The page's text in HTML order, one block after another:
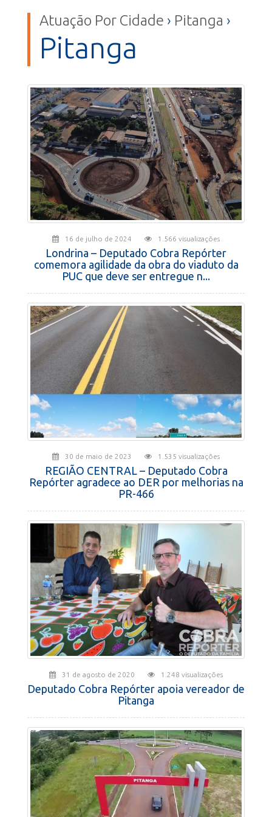
Atuação Por Cidade › Pitanga ›
Pitanga
16 de julho de 2024 1.566 visualizações
Londrina – Deputado Cobra Repórter
comemora agilidade da obra do viaduto da
PUC que deve ser entregue n...
30 de maio de 2023 1.535 visualizações
REGIÃO CENTRAL – Deputado Cobra
Repórter agradece ao DER por melhorias na
PR-466
31 de agosto de 2020 1.248 visualizações
Deputado Cobra Repórter apoia vereador de
Pitanga